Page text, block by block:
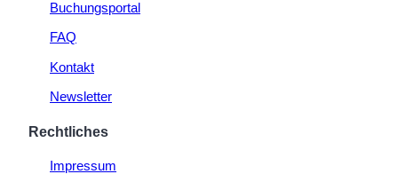
Buchungsportal
FAQ
Kontakt
Newsletter
Rechtliches
Impressum